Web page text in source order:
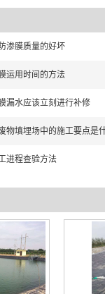
渗膜质量的好坏
运用时间的方法
漏水应该立刻进行补修
物填埋场中的施工要点是
进程查验方法